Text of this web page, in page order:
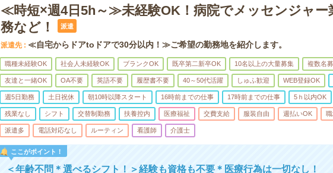
≪時短×週4日5h～≫未経験OK！病院でメッセンジャー
務など！
派遣
派遣先 ≪自宅からドアtoドアで30分以内！≫ご希望の勤務地を紹介します。
職種未経験OK 社会人未経験OK ブランクOK 既卒第二新卒OK 10名以上の大量募集 複数名
友達と一緒OK OA不要 英語不要 履歴書不要 40～50代活躍 しゅふ歓迎 WEB登録OK
週5日勤務 土日祝休 朝10時以降スタート 16時前までの仕事 17時前までの仕事 5ｈ以内OK
残業なし シフト 交替制勤務 扶養控内 医療福祉 交費支給 服装自由 週払いOK
派遣多 電話対応なし ルーティン 看護師 介護士
ここがポイント！
＜年齢不問＊選べるシフト！＞経験も資格も不要＊医療行為は一切なし！